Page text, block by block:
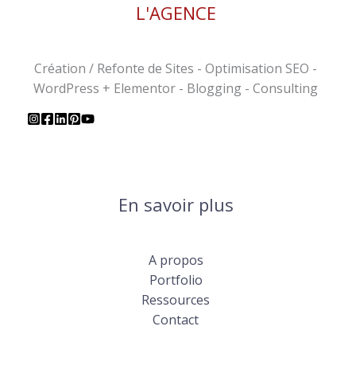
L'AGENCE
Création / Refonte de Sites - Optimisation SEO -
WordPress + Elementor - Blogging - Consulting
En savoir plus
A propos
Portfolio
Ressources
Contact